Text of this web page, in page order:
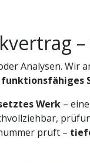
Analysen. Wir
Werk – eine
prüft –